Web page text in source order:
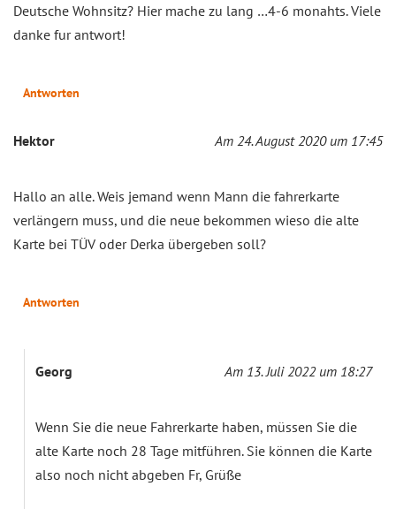
Deutsche Wohnsitz? Hier mache zu lang …4-6 monahts. Viele
danke fur antwort!
Antworten
Hektor Am 24. August 2020 um 17:45
Hallo an alle. Weis jemand wenn Mann die fahrerkarte
verlängern muss, und die neue bekommen wieso die alte
Karte bei TÜV oder Derka übergeben soll?
Antworten
Georg Am 13. Juli 2022 um 18:27
Wenn Sie die neue Fahrerkarte haben, müssen Sie die
alte Karte noch 28 Tage mitführen. Sie können die Karte
also noch nicht abgeben Fr, Grüße